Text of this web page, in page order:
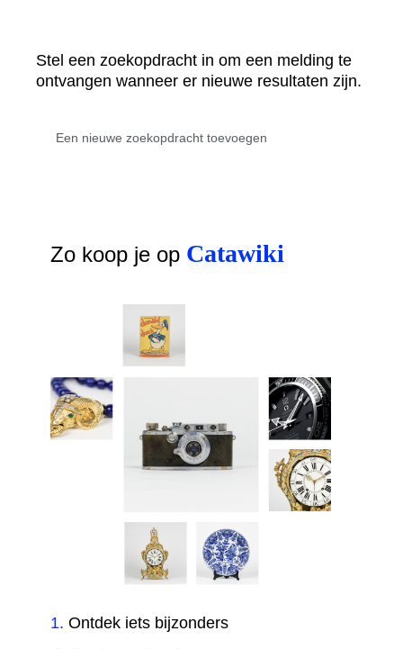
Stel een zoekopdracht in om een melding te
ontvangen wanneer er nieuwe resultaten zijn.
Zo koop je op Catawiki
1. Ontdek iets bijzonders